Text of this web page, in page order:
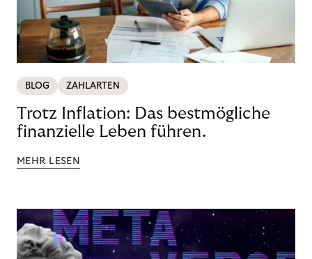
BLOG ZAHLARTEN
Trotz Inflation: Das bestmögliche
finanzielle Leben führen.
MEHR LESEN